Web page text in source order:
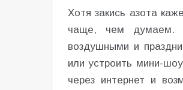
Хотя закись азота
чаще, чем думаем.
воздушными и
или устроить мини-
через интернет и